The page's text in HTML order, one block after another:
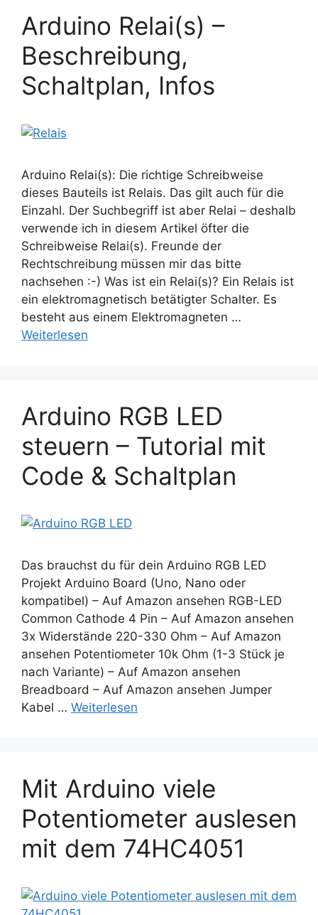
Arduino Relai(s) –
Beschreibung,
Schaltplan, Infos
Arduino Relai(s): Die richtige Schreibweise
dieses Bauteils ist Relais. Das gilt auch für die
Einzahl. Der Suchbegriff ist aber Relai – deshalb
verwende ich in diesem Artikel öfter die
Schreibweise Relai(s). Freunde der
Rechtschreibung müssen mir das bitte
nachsehen :-) Was ist ein Relai(s)? Ein Relais ist
ein elektromagnetisch betätigter Schalter. Es
besteht aus einem Elektromagneten …
Weiterlesen
Arduino RGB LED
steuern – Tutorial mit
Code & Schaltplan
Das brauchst du für dein Arduino RGB LED
Projekt Arduino Board (Uno, Nano oder
kompatibel) – Auf Amazon ansehen RGB-LED
Common Cathode 4 Pin – Auf Amazon ansehen
3x Widerstände 220-330 Ohm – Auf Amazon
ansehen Potentiometer 10k Ohm (1-3 Stück je
nach Variante) – Auf Amazon ansehen
Breadboard – Auf Amazon ansehen Jumper
Kabel … Weiterlesen
Mit Arduino viele
Potentiometer auslesen
mit dem 74HC4051